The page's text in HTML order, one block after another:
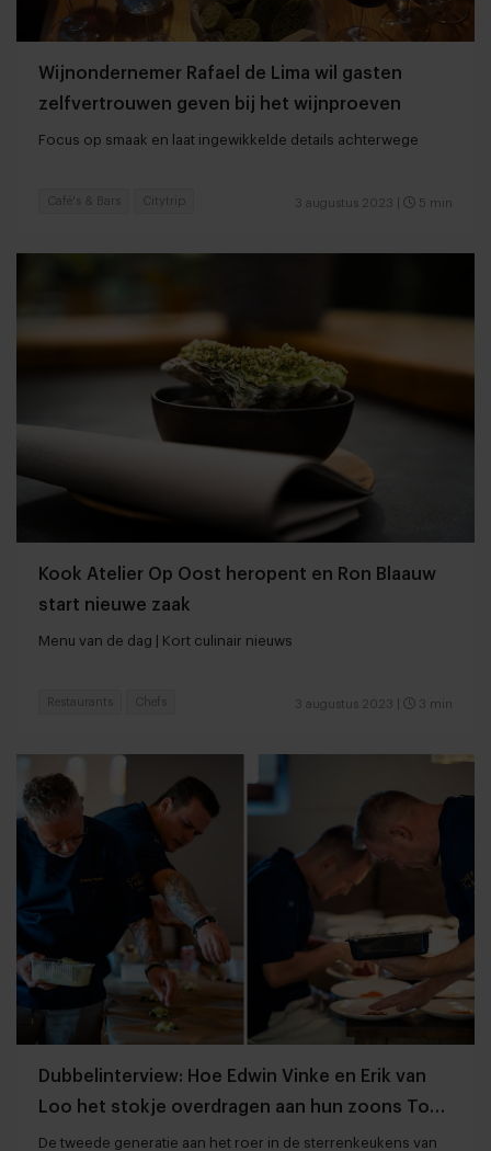
Wijnondernemer Rafael de Lima wil gasten
zelfvertrouwen geven bij het wijnproeven
Focus op smaak en laat ingewikkelde details achterwege
3 augustus 2023 5 min
Café's & Bars Citytrip
Kook Atelier Op Oost heropent en Ron Blaauw
start nieuwe zaak
Menu van de dag | Kort culinair nieuws
3 augustus 2023 3 min
Restaurants Chefs
Dubbelinterview: Hoe Edwin Vinke en Erik van
Loo het stokje overdragen aan hun zoons Tom
en Julien
De tweede generatie aan het roer in de sterrenkeukens van